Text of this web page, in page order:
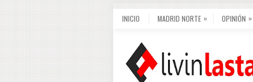
INICIO MADRID NORTE » OPINIÓN »